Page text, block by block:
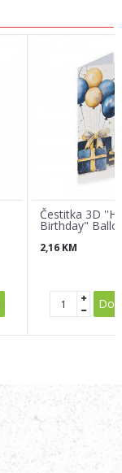
Čestitka 3D
Birthday"
2,16 KM